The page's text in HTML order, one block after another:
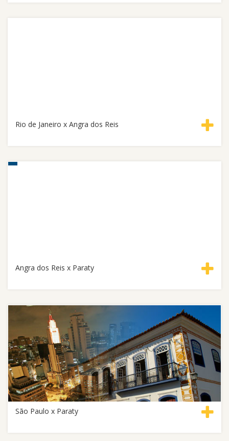
Rio de Janeiro x Angra dos Reis
Angra dos Reis x Paraty
São Paulo x Paraty